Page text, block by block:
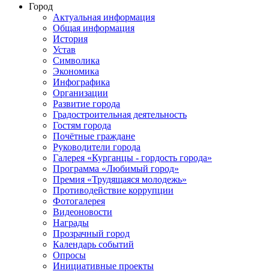
Город
Актуальная информация
Общая информация
История
Устав
Символика
Экономика
Инфографика
Организации
Развитие города
Градостроительная деятельность
Гостям города
Почётные граждане
Руководители города
Галерея «Курганцы - гордость города»
Программа «Любимый город»
Премия «Трудящаяся молодежь»
Противодействие коррупции
Фотогалерея
Видеоновости
Награды
Прозрачный город
Календарь событий
Опросы
Инициативные проекты